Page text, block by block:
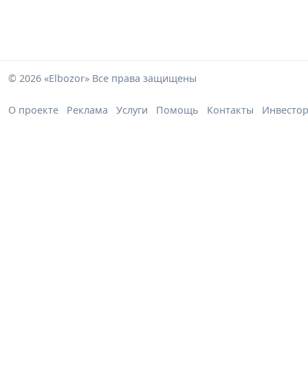
© 2026 «Elbozor» Все права защищены
О проекте Реклама Услуги Помощь Контакты